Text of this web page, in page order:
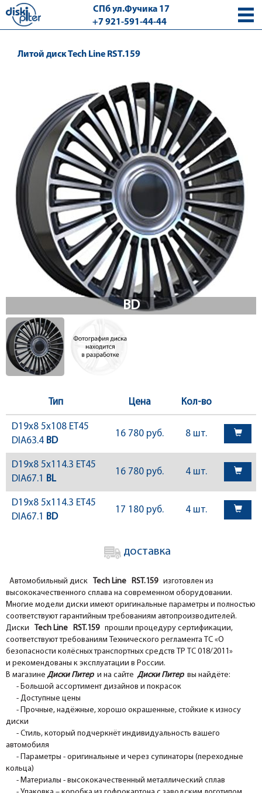
СПб ул.Фучика 17
+7 921-591-44-44
Литой диск Tech Line RST.159
Тип Цена Кол-во
D19x8 5x108 ET45
DIA63.4 BD
16 780 руб. 8 шт.
D19x8 5x114.3 ET45
DIA67.1 BL
16 780 руб. 4 шт.
D19x8 5x114.3 ET45
DIA67.1 BD
17 180 руб. 4 шт.
доставка
Автомобильный диск Tech Line RST.159 изготовлен из
высококачественного сплава на современном оборудовании.
Многие модели диски имеют оригинальные параметры и полностью
соответствуют гарантийным требованиям автопроизводителей.
Диски Tech Line RST.159 прошли процедуру сертификации,
соответствуют требованиям Технического регламента ТС «О
безопасности колёсных транспортных средств ТР ТС 018/2011»
и рекомендованы к эксплуатации в России.
В магазине Диски Питер и на сайте Диски Питер вы найдёте:
- Большой ассортимент дизайнов и покрасок
- Доступные цены
- Прочные, надёжные, хорошо окрашенные, стойкие к износу
диски
- Стиль, который подчеркнёт индивидуальность вашего
автомобиля
- Параметры - оригинальные и через супинаторы (переходные
кольца)
- Материалы - высококачественный металлический сплав